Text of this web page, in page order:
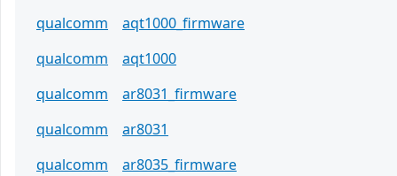
qualcomm
aqt1000_firmware
qualcomm
aqt1000
qualcomm
ar8031_firmware
qualcomm
ar8031
qualcomm
ar8035_firmware